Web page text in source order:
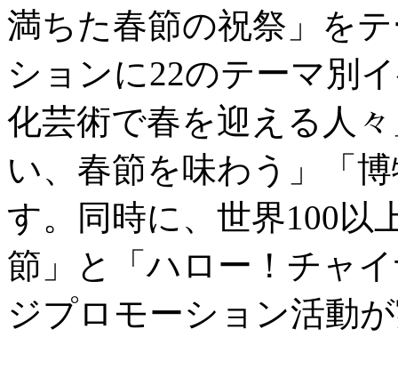
満ちた春節の祝祭」を
ションに22のテーマ別
化芸術で春を迎える人
い、春節を味わう」「
す。同時に、世界100以
節」と「ハロー！チャ
ジプロモーション活動